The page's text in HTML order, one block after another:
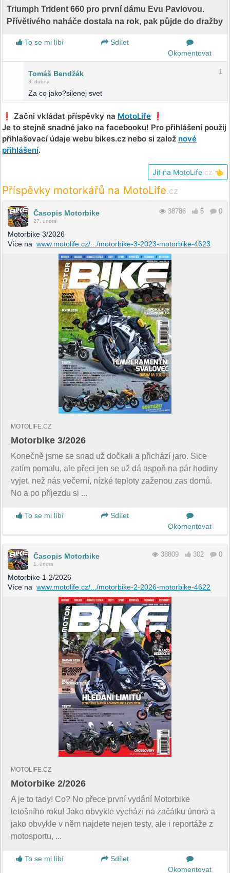
Triumph Trident 660 pro první dámu Evu Pavlovou.
Přívětivého naháče dostala na rok, pak půjde do dražby
To se mi líbí
Sdílet
Okomentovat
Tomáš Bendžák
3. dubna
1
Za co jako?silenej svet
❗️ Začni vkládat příspěvky na MotoLife ❗️
Je to stejně snadné jako na facebooku! Pro přihlášení použij
přihlašovací údaje webu bikes.cz nebo si založ nové
přihlášení.
Jít na MotoLife .cz 👈
Příspěvky motorkářů na MotoLife.cz
Časopis Motorbike
27. února
38786 5 0
Motorbike 3/2026
Více na www.motolife.cz/.../motorbike-3-2023-motorbike-4623
MOTOLIFE.CZ
Motorbike 3/2026
Konečně jsme se snad už dočkali a přichází jaro. Sice
zatím pomalu, ale přeci jen se už dá aspoň na pár hodiny
vyjet, než nás večerní, nízké teploty zaženou zas domů.
No a po příjezdu si ...
To se mi líbí
Sdílet
Okomentovat
Časopis Motorbike
1. února
38809 302 0
Motorbike 1-2/2026
Více na www.motolife.cz/.../motorbike-2-2026-motorbike-4622
MOTOLIFE.CZ
Motorbike 2/2026
A je to tady! Co? No přece první vydání Motorbike
letošního roku! Jako obvykle vychází na začátku února a
jako obvykle v něm najdete nejen testy, ale i reportáže z
motosportu, ...
To se mi líbí
Sdílet
Okomentovat